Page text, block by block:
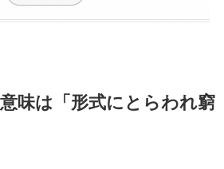
味は「形式にとらわれ窮